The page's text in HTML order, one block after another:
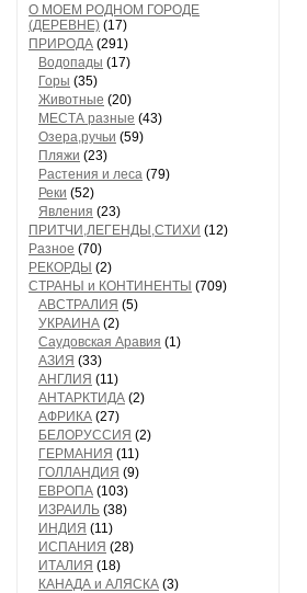
О МОЕМ РОДНОМ ГОРОДЕ
(ДЕРЕВНЕ) (17)
ПРИРОДА (291)
Водопады (17)
Горы (35)
Животные (20)
МЕСТА разные (43)
Озера,ручьи (59)
Пляжи (23)
Растения и леса (79)
Реки (52)
Явления (23)
ПРИТЧИ,ЛЕГЕНДЫ,СТИХИ (12)
Разное (70)
РЕКОРДЫ (2)
СТРАНЫ и КОНТИНЕНТЫ (709)
АВСТРАЛИЯ (5)
УКРАИНА (2)
Саудовская Аравия (1)
АЗИЯ (33)
АНГЛИЯ (11)
АНТАРКТИДА (2)
АФРИКА (27)
БЕЛОРУССИЯ (2)
ГЕРМАНИЯ (11)
ГОЛЛАНДИЯ (9)
ЕВРОПА (103)
ИЗРАИЛЬ (38)
ИНДИЯ (11)
ИСПАНИЯ (28)
ИТАЛИЯ (18)
КАНАДА и АЛЯСКА (3)